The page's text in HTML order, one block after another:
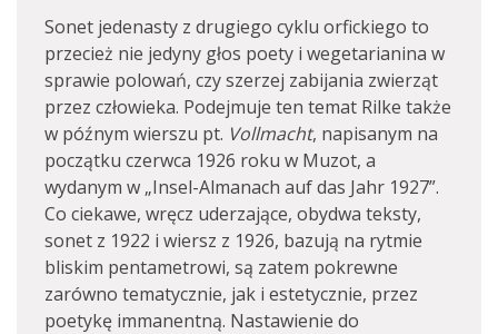
Sonet jedenasty z drugiego cyklu orfickiego to
przecież nie jedyny głos poety i wegetarianina w
sprawie polowań, czy szerzej zabijania zwierząt
przez człowieka. Podejmuje ten temat Rilke także
w późnym wierszu pt. Vollmacht, napisanym na
początku czerwca 1926 roku w Muzot, a
wydanym w „Insel-Almanach auf das Jahr 1927”.
Co ciekawe, wręcz uderzające, obydwa teksty,
sonet z 1922 i wiersz z 1926, bazują na rytmie
bliskim pentametrowi, są zatem pokrewne
zarówno tematycznie, jak i estetycznie, przez
poetykę immanentną. Nastawienie do